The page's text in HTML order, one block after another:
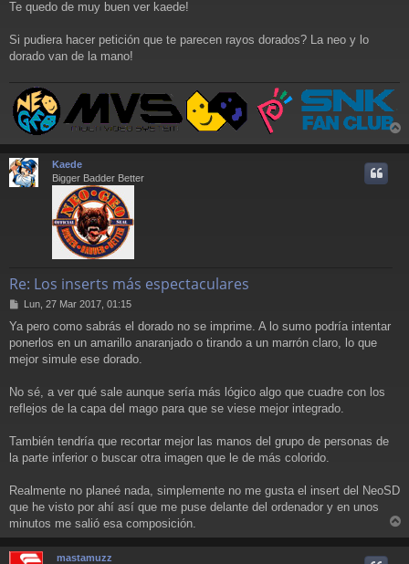
n
a
j
Te quedo de muy buen ver kaede!
Si pudiera hacer petición que te parecen rayos dorados? La neo y lo
dorado van de la mano!
r
Kaede
Bigger Badder Better
Re: Los inserts más espectaculares
M
n
s
a
Lun, 27 Mar 2017, 01:15
Ya pero como sabrás el dorado no se imprime. A lo sumo podría intentar
ponerlos en un amarillo anaranjado o tirando a un marrón claro, lo que
mejor simule ese dorado.
No sé, a ver qué sale aunque sería más lógico algo que cuadre con los
reflejos de la capa del mago para que se viese mejor integrado.
También tendría que recortar mejor las manos del grupo de personas de
la parte inferior o buscar otra imagen que le de más colorido.
Realmente no planeé nada, simplemente no me gusta el insert del NeoSD
que he visto por ahí así que me puse delante del ordenador y en unos
minutos me salió esa composición.
r
mastamuzz